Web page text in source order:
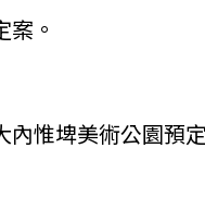
。
惟埤美術公園預